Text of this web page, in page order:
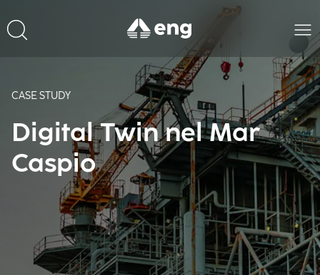
CASE STUDY
Digital Twin nel Mar
Caspio